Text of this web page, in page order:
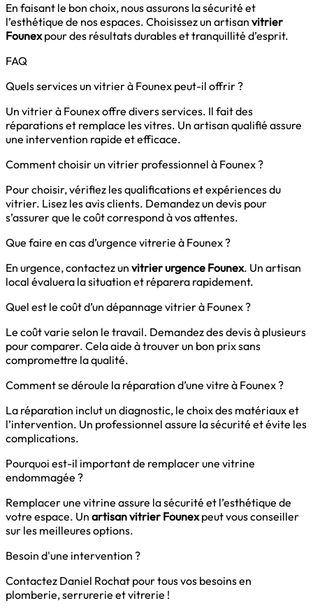
En faisant le bon choix, nous assurons la sécurité et
l’esthétique de nos espaces. Choisissez un artisan vitrier
Founexpour des résultats durables et tranquillité d’esprit.
FAQ
Quels services un vitrier à Founex peut-il offrir ?
Un vitrier à Founex offre divers services. Il fait des
réparations et remplace les vitres. Un artisan qualifié assure
une intervention rapide et efficace.
Comment choisir un vitrier professionnel à Founex ?
Pour choisir, vérifiez les qualifications et expériences du
vitrier. Lisez les avis clients. Demandez un devis pour
s’assurer que le coût correspond à vos attentes.
Que faire en cas d’urgence vitrerie à Founex ?
En urgence, contactez un vitrier urgence Founex. Un artisan
local évaluera la situation et réparera rapidement.
Quel est le coût d’un dépannage vitrier à Founex ?
Le coût varie selon le travail. Demandez des devis à plusieurs
pour comparer. Cela aide à trouver un bon prix sans
compromettre la qualité.
Comment se déroule la réparation d’une vitre à Founex ?
La réparation inclut un diagnostic, le choix des matériaux et
l’intervention. Un professionnel assure la sécurité et évite les
complications.
Pourquoi est-il important de remplacer une vitrine
endommagée ?
Remplacer une vitrine assure la sécurité et l’esthétique de
votre espace. Un artisan vitrier Founexpeut vous conseiller
sur les meilleures options.
Besoin d'une intervention ?
Contactez Daniel Rochat pour tous vos besoins en
plomberie, serrurerie et vitrerie !